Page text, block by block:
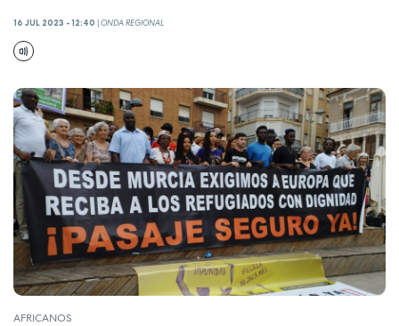
16 JUL 2023 - 12:40 |ONDA REGIONAL
AFRICANOS